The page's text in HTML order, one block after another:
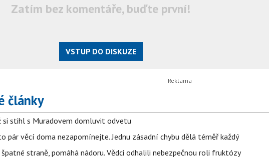
Zatím bez komentáře, buďte první!
VSTUP DO DISKUZE
články
si stihl s Muradovem domluvit odvetu
pár věcí doma nezapomínejte. Jednu zásadní chybu dělá téměř každý
straně, pomáhá nádoru. Vědci odhalili nebezpečnou roli fruktózy